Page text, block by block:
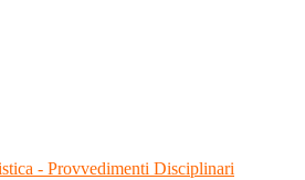
- Provvedimenti Disciplinari